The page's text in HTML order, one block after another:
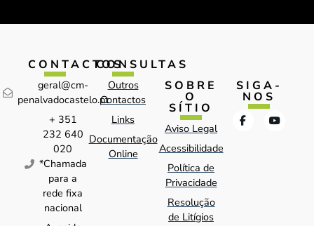
CONTACTOS
geral@cm-
penalvadocastelo.pt
+ 351
232 640
020
*Chamada
para a
rede fixa
nacional
CONSULTAS
Outros
Contactos
Links
Documentação
Online
SOBRE
O
SÍTIO
Aviso Legal
Acessibilidade
Política de
Privacidade
Resolução
de Litígios
SIGA-
NOS